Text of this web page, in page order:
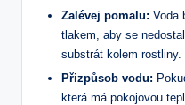
Zalévej pomalu: Voda
tlakem, aby se
substrát kolem rostliny.
Přizpůsob vodu:
která má pokojovou